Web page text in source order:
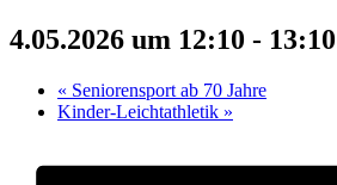
4.05.2026 um 12:10 - 13:10
« Seniorensport ab 70 Jahre
Kinder-Leichtathletik »